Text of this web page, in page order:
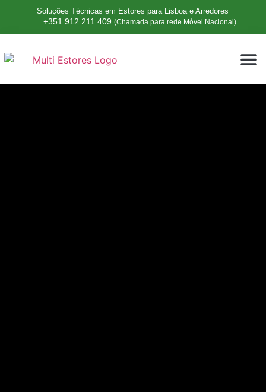
Soluções Técnicas em Estores para Lisboa e Arredores
+351 912 211 409 (Chamada para rede Móvel Nacional)